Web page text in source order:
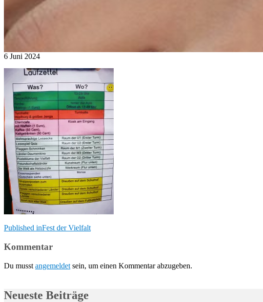
6 Juni 2024
Beitragsnavigation
Published inFest der Vielfalt
Kommentar
Du musst angemeldet sein, um einen Kommentar abzugeben.
Neueste Beiträge